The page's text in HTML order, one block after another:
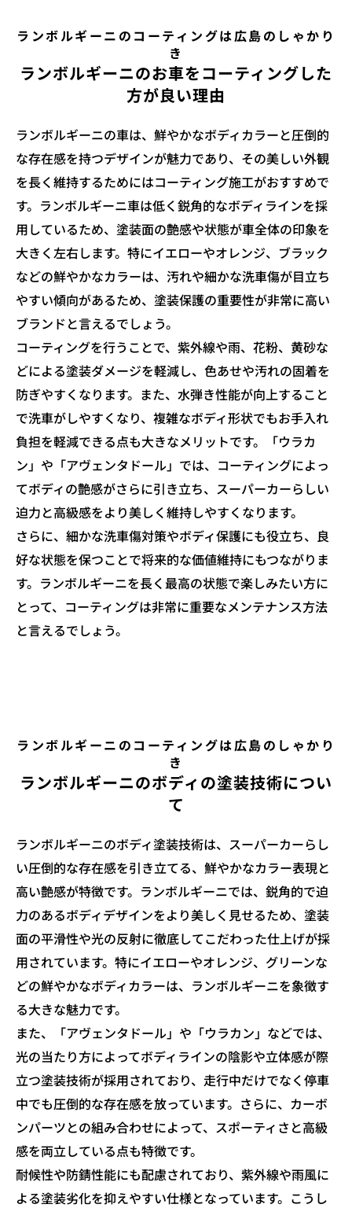
ランボルギーニのコーティングは広島のしゃかり
き
ランボルギーニのお車をコーティングした
方が良い理由
ランボルギーニの車は、鮮やかなボディカラーと圧倒的
な存在感を持つデザインが魅力であり、その美しい外観
を長く維持するためにはコーティング施工がおすすめで
す。ランボルギーニ車は低く鋭角的なボディラインを採
用しているため、塗装面の艶感や状態が車全体の印象を
大きく左右します。特にイエローやオレンジ、ブラック
などの鮮やかなカラーは、汚れや細かな洗車傷が目立ち
やすい傾向があるため、塗装保護の重要性が非常に高い
ブランドと言えるでしょう。
コーティングを行うことで、紫外線や雨、花粉、黄砂な
どによる塗装ダメージを軽減し、色あせや汚れの固着を
防ぎやすくなります。また、水弾き性能が向上すること
で洗車がしやすくなり、複雑なボディ形状でもお手入れ
負担を軽減できる点も大きなメリットです。「ウラカ
ン」や「アヴェンタドール」では、コーティングによっ
てボディの艶感がさらに引き立ち、スーパーカーらしい
迫力と高級感をより美しく維持しやすくなります。
さらに、細かな洗車傷対策やボディ保護にも役立ち、良
好な状態を保つことで将来的な価値維持にもつながりま
す。ランボルギーニを長く最高の状態で楽しみたい方に
とって、コーティングは非常に重要なメンテナンス方法
と言えるでしょう。
ランボルギーニのコーティングは広島のしゃかり
き
ランボルギーニのボディの塗装技術につい
て
ランボルギーニのボディ塗装技術は、スーパーカーらし
い圧倒的な存在感を引き立てる、鮮やかなカラー表現と
高い艶感が特徴です。ランボルギーニでは、鋭角的で迫
力のあるボディデザインをより美しく見せるため、塗装
面の平滑性や光の反射に徹底してこだわった仕上げが採
用されています。特にイエローやオレンジ、グリーンな
どの鮮やかなボディカラーは、ランボルギーニを象徴す
る大きな魅力です。
また、「アヴェンタドール」や「ウラカン」などでは、
光の当たり方によってボディラインの陰影や立体感が際
立つ塗装技術が採用されており、走行中だけでなく停車
中でも圧倒的な存在感を放っています。さらに、カーボ
ンパーツとの組み合わせによって、スポーティさと高級
感を両立している点も特徴です。
耐候性や防錆性能にも配慮されており、紫外線や雨風に
よる塗装劣化を抑えやすい仕様となっています。こうし